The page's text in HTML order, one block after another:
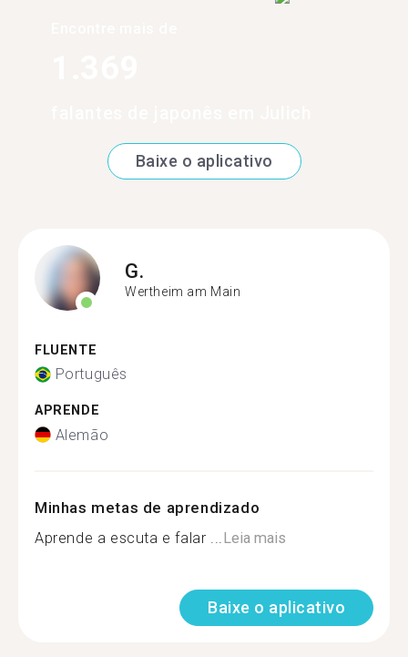
Baixe o aplicativo
G.
Wertheim am Main
FLUENTE
Português
APRENDE
Alemão
Minhas metas de aprendizado
Aprende a escuta e falar ... Leia mais
Baixe o aplicativo